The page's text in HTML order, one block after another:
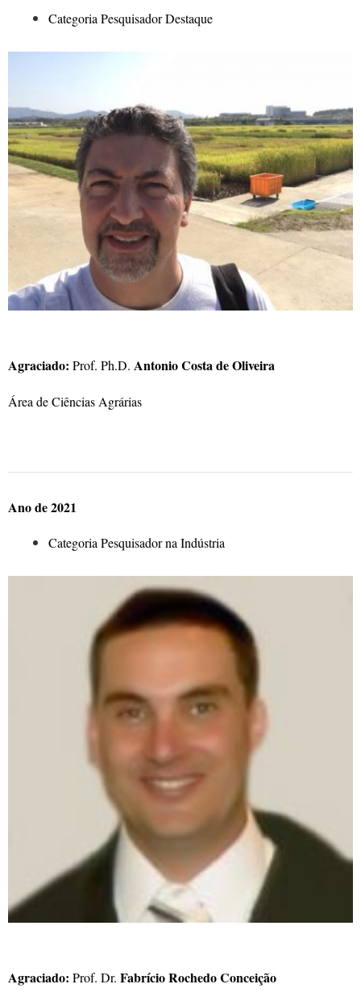
Categoria Pesquisador Destaque
Agraciado: Prof. Ph.D. Antonio Costa de Oliveira
Área de Ciências Agrárias
Ano de 2021
Categoria Pesquisador na Indústria
Agraciado: Prof. Dr. Fabrício Rochedo Conceição